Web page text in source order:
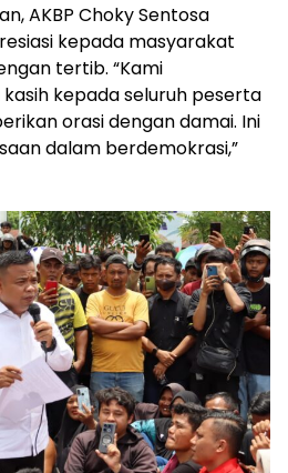
AKBP Choky Sentosa
kepada masyarakat
tertib. “Kami
kepada seluruh peserta
orasi dengan damai. Ini
dalam berdemokrasi,”